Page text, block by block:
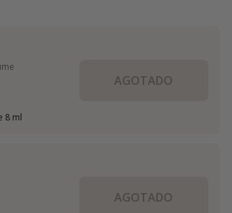
8 ml
AGOTADO
AGOTADO